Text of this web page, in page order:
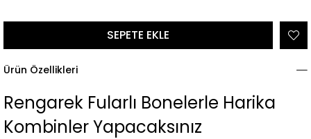
Ürün Özellikleri
Rengarek Fularlı Bonelerle Harika
Kombinler Yapacaksınız